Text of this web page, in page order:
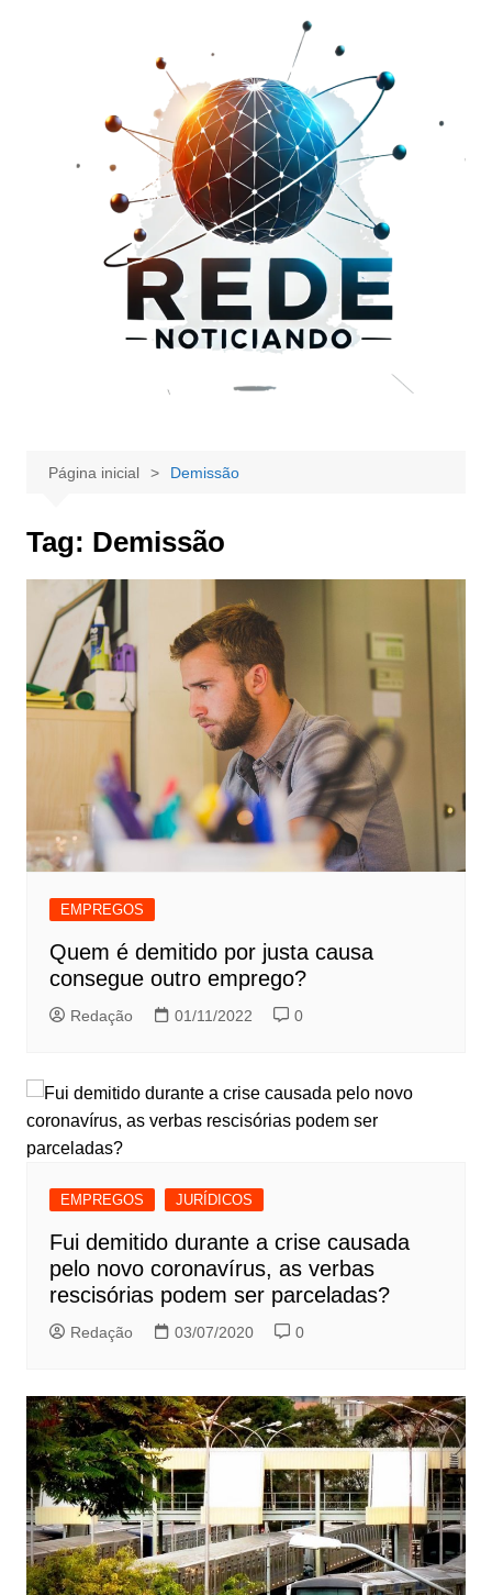
Página inicial Demissão
Tag: Demissão
EMPREGOS
Quem é demitido por justa causa
consegue outro emprego?
Redação 01/11/2022 0
EMPREGOS JURÍDICOS
Fui demitido durante a crise causada
pelo novo coronavírus, as verbas
rescisórias podem ser parceladas?
Redação 03/07/2020 0